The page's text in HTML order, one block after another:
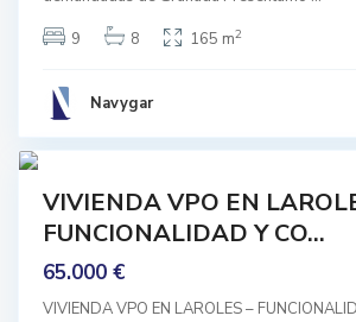
9
8 165 m2
Navygar
,
L
e
s
VIVIENDA VPO EN
FUNCIONALIDAD Y CO...
65.000 €
VIVIENDA VPO EN LAROLES –